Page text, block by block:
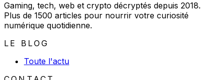
Gaming, tech, web et crypto décryptés depuis 2018.
Plus de 1500 articles pour nourrir votre curiosité
numérique quotidienne.
LE BLOG
Toute l'actu